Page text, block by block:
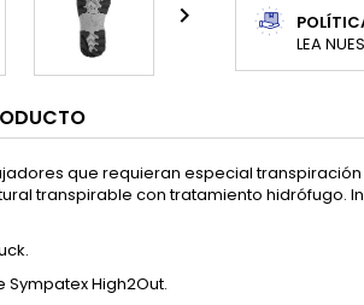

LEA
que requieran especial
transpirable con tratamiento hidrófugo.
High2Out.